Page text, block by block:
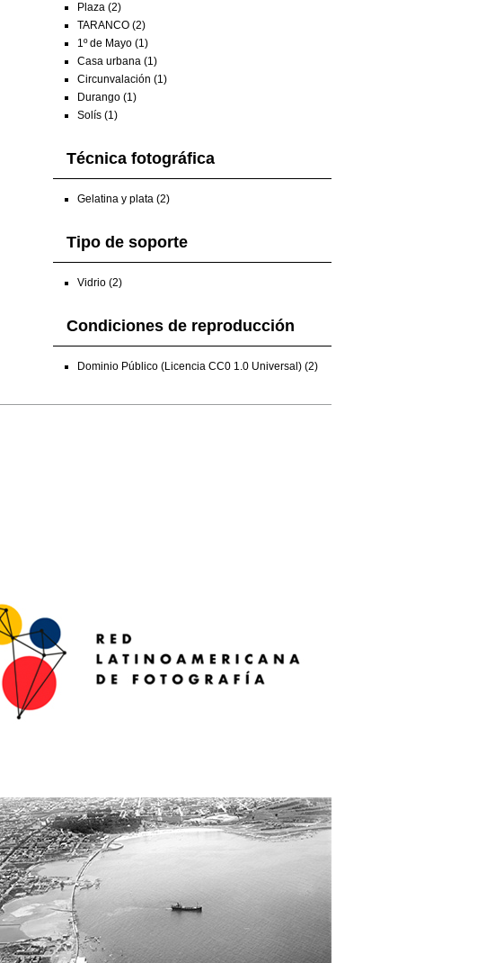
Plaza (2)
TARANCO (2)
1º de Mayo (1)
Casa urbana (1)
Circunvalación (1)
Durango (1)
Solís (1)
Técnica fotográfica
Gelatina y plata (2)
Tipo de soporte
Vidrio (2)
Condiciones de reproducción
Dominio Público (Licencia CC0 1.0 Universal) (2)